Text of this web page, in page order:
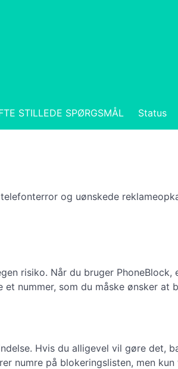
STILLEDE SPØRGSMÅL Status
og uønskede
risiko. Når du bruger
nummer, som du måske ønsker at
Hvis du alligevel vil gøre det,
numre på blokeringslisten, men